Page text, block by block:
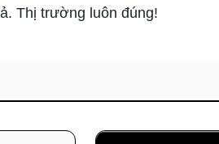
Thị trường luôn đúng!